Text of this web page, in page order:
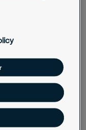
av de
har invändningar
fråga rörande
ett brev till dem,